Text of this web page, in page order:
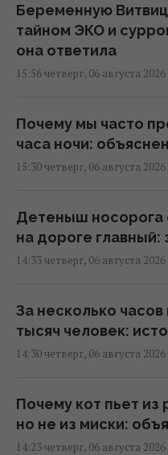
Беременную
тайном ЭКО и
она ответила
15:56 четверг, 06 августа 2026
Почему мы часто
часа ночи:
15:30 четверг, 06 августа 2026
Детеныш носорога
на дороге главный:
14:33 четверг, 06 августа 2026
За несколько
тысяч человек:
14:30 четверг, 06 августа 2026
Почему кот пьет из
но не из миски:
14:23 четверг, 06 августа 2026